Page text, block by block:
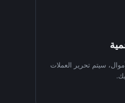
سيتم تحرير العملات